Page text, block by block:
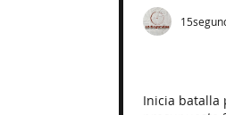
Inicia batalla